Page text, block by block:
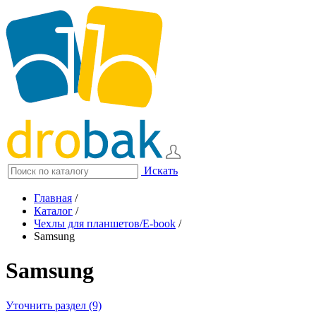
Искать
Главная /
Каталог /
Чехлы для планшетов/E-book /
Samsung
Samsung
Уточнить раздел (9)